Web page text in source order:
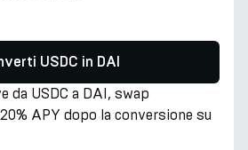
USDC in DAI
da USDC a DAI, swap
APY dopo la conversione su